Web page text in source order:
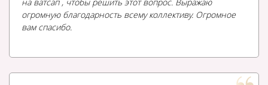
огромную благодарность всему коллективу. Огромное
вам спасибо.